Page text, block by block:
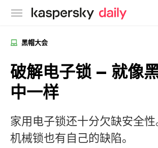
卡巴斯基官方博客
黑帽大会
破解电子锁 – 就像
中一样
家用电子锁还十分欠缺安全
机械锁也有自己的缺陷。